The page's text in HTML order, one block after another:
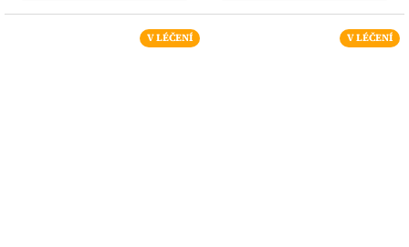
V LÉČENÍ V LÉČENÍ